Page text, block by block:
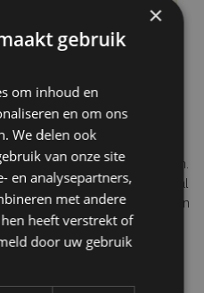
meer Kibale Forest en
en meer uitgesproken.
te horen en verraadt vaak al
zijn. Chimpansees bewegen
weer samen. De ontmoeting
biedt een scherp inzicht in
interactie. Waar gorilla’s
energie en dynamiek zien.
×
gebruik
om inhoud en
en om ons
We delen ook
van onze site
en analysepartners,
met andere
heeft verstrekt of
door uw gebruik